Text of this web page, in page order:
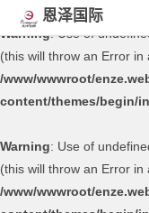
Warning: Use of
(this will throw an Error
/www/wwwroot/
content/themes/begin/
Warning: Use of
(this will throw an Error
/www/wwwroot/
恩泽国际